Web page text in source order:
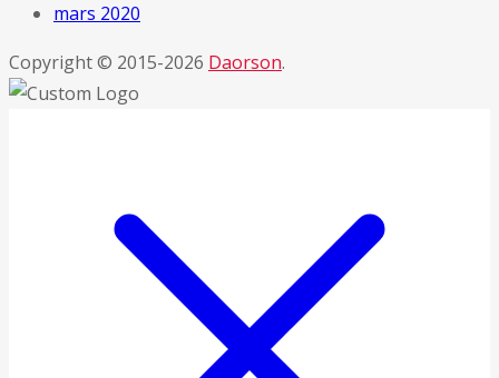
mars 2020
Copyright © 2015-2026 Daorson.